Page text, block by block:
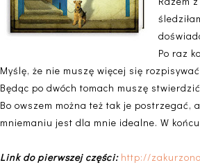
Po raz
Myślę, że nie muszę więcej się
Będąc po dwóch tomach muszę
Bo owszem można też tak je postrzegać,
mniemaniu jest dla mnie idealne. W
Link do pierwszej części: http://